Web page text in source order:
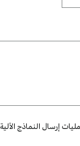
إرسال النماذج